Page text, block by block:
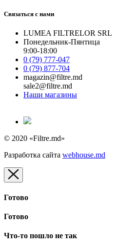
Связаться с нами
LUMEA FILTRELOR SRL
Понедельник-Пянтица
9:00-18:00
0 (79) 777-047
0 (79) 877-704
magazin@filtre.md
sale2@filtre.md
Наши магазины
© 2020 «Filtre.md»
Разработка сайта webhouse.md
Готово
Готово
Что-то пошло не так